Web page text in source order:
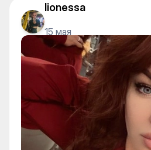
lionessa
15 мая